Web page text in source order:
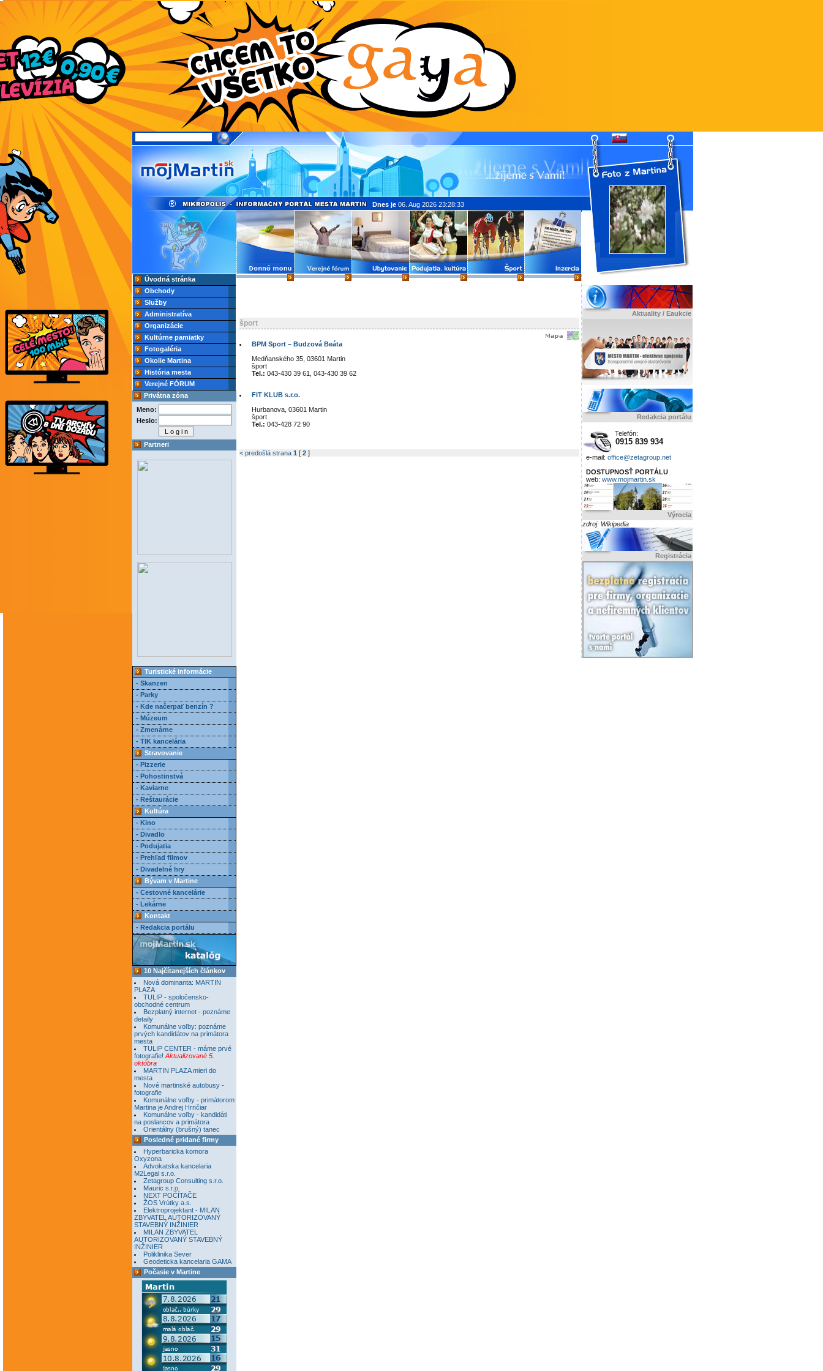
Úvodná stránka
Obchody
Služby
Administratíva
Organizácie
Kultúrne pamiatky
Fotogaléria
Okolie Martina
História mesta
Verejné FÓRUM
Privátna zóna
Meno:
Heslo:
Partneri
Turistické informácie
- Skanzen
- Parky
- Kde načerpať benzín ?
- Múzeum
- Zmenárne
- TIK kancelária
Stravovanie
- Pizzerie
- Pohostinstvá
- Kaviarne
- Reštaurácie
Kultúra
- Kino
- Divadlo
- Podujatia
- Prehľad filmov
- Divadelné hry
Bývam v Martine
- Cestovné kancelárie
- Lekárne
Kontakt
- Redakcia portálu
10 Najčítanejších článkov
Nová dominanta: MARTIN
PLAZA
TULIP - spoločensko-
obchodné centrum
Bezplatný internet - poznáme
detaily
Komunálne voľby: poznáme
prvých kandidátov na primátora
mesta
TULIP CENTER - máme prvé
fotografie! Aktualizované 5.
októbra
MARTIN PLAZA mieri do
mesta
Nové martinské autobusy -
fotografie
Komunálne voľby - primátorom
Martina je Andrej Hrnčiar
Komunálne voľby - kandidáti
na poslancov a primátora
Orientálny (brušný) tanec
Posledné pridané firmy
Hyperbaricka komora
Oxyzona
Advokatska kancelaria
M2Legal s.r.o.
Zetagroup Consulting s.r.o.
Mauric s.r.o.
NEXT POČÍTAČE
ŽOS Vrútky a.s.
Elektroprojektant - MILAN
ZBYVATEL AUTORIZOVANÝ
STAVEBNÝ INŽINIER
MILAN ZBYVATEL
AUTORIZOVANÝ STAVEBNÝ
INŽINIER
Poliklinika Sever
Geodeticka kancelaria GAMA
Počasie v Martine
Aktuality / Eaukcie
Redakcia portálu
Telefón:
0915 839 934
e-mail: office@zetagroup.net
DOSTUPNOSŤ PORTÁLU
web: www.mojmartin.sk
Výrocia
zdroj: Wikipedia
Registrácia
Dnes je 06. Aug 2026 23:28:33
šport
BPM Sport – Budzová Beáta
Medňanského 35, 03601 Martin
šport
Tel.: 043-430 39 61, 043-430 39 62
FIT KLUB s.r.o.
Hurbanova, 03601 Martin
šport
Tel.: 043-428 72 90
< predošlá strana 1 [ 2 ]